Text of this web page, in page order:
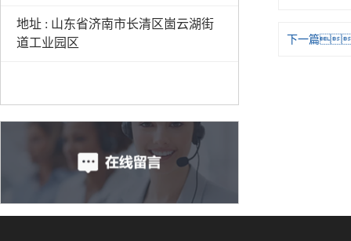
地址 : 山东省济南市长清区崮云湖街
道工业园区
下一篇